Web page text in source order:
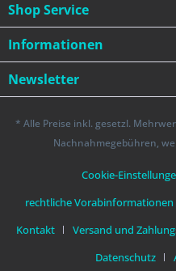
Shop Service
Informationen
Newsletter
* Alle Preise inkl. gesetzl.
Nachnahmegebühren,
Cookie-
rechtliche Vorabinformationen
Kontakt
Versand und
Datenschutz